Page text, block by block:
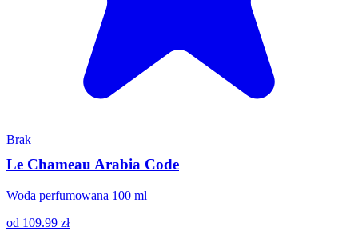
Brak
Le Chameau Arabia Code
Woda perfumowana 100 ml
od 109.99 zł